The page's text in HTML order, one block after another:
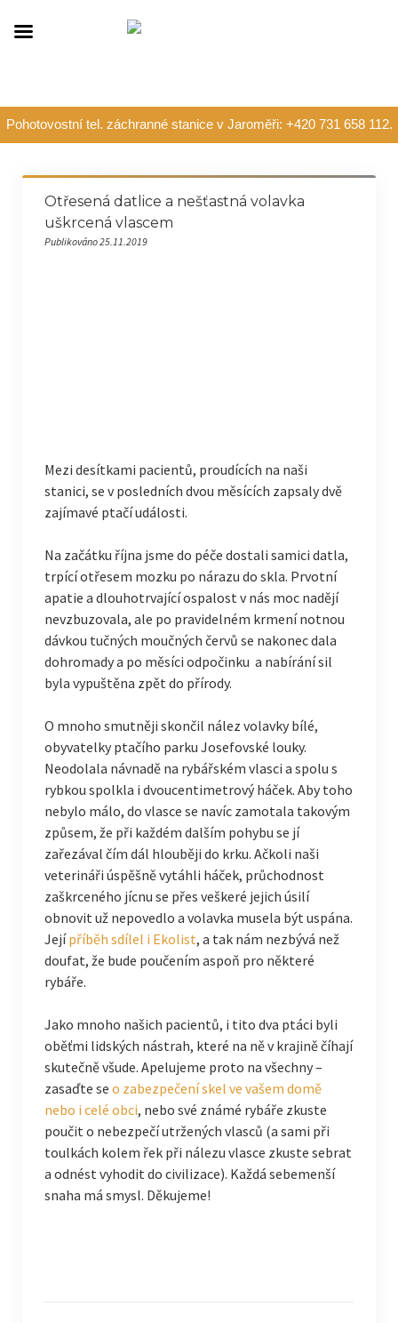
Pohotovostní tel. záchranné stanice v Jaroměři: +420 731 658 112.
Otřesená datlice a nešťastná volavka
uškrcená vlascem
Publikováno 25.11.2019
Mezi desítkami pacientů, proudících na naši
stanici, se v posledních dvou měsících zapsaly dvě
zajímavé ptačí události.
Na začátku října jsme do péče dostali samici datla,
trpící otřesem mozku po nárazu do skla. Prvotní
apatie a dlouhotrvající ospalost v nás moc nadějí
nevzbuzovala, ale po pravidelném krmení notnou
dávkou tučných moučných červů se nakonec dala
dohromady a po měsíci odpočinku a nabírání sil
byla vypuštěna zpět do přírody.
O mnoho smutněji skončil nález volavky bílé,
obyvatelky ptačího parku Josefovské louky.
Neodolala návnadě na rybářském vlasci a spolu s
rybkou spolkla i dvoucentimetrový háček. Aby toho
nebylo málo, do vlasce se navíc zamotala takovým
způsem, že při každém dalším pohybu se jí
zařezával čím dál hlouběji do krku. Ačkoli naši
veterináři úspěšně vytáhli háček, průchodnost
zaškrceného jícnu se přes veškeré jejich úsilí
obnovit už nepovedlo a volavka musela být uspána.
Jejípříběh sdílel i Ekolist, a tak nám nezbývá než
doufat, že bude poučením aspoň pro některé
rybáře.
Jako mnoho našich pacientů, i tito dva ptáci byli
oběťmi lidských nástrah, které na ně v krajině číhají
skutečně všude. Apelujeme proto na všechny –
zasaďte se o zabezpečení skel ve vašem domě
nebo i celé obci, nebo své známé rybáře zkuste
poučit o nebezpečí utržených vlasců (a sami při
toulkách kolem řek při nálezu vlasce zkuste sebrat
a odnést vyhodit do civilizace). Každá sebemenší
snaha má smysl. Děkujeme!